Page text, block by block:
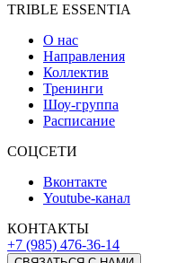
TRIBLE ESSENTIA
О нас
Направления
Коллектив
Тренинги
Шоу-группа
Расписание
СОЦСЕТИ
Вконтакте
Youtube-канал
КОНТАКТЫ
+7 (985) 476-36-14